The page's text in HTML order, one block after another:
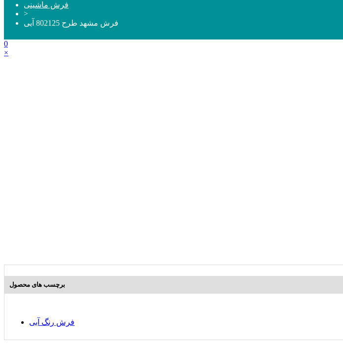
فرش ماشینی
>
فرش مشهد طرح 802125 آبی
0
×
برچسب های محصول
فرش رنگ آبی